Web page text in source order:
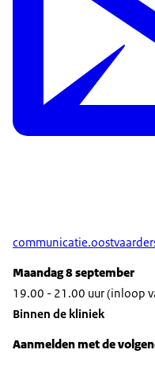
Maandag 8 september
19.00 - 21.00 uur (inloop
Binnen de kliniek
Aanmelden met de